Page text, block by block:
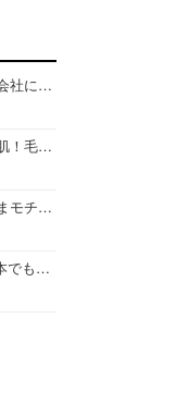
【2026最新版】出会いの春に！会社にもおすすめの好印象な香水14選♡ビジネスの場での香水マナーも
【2025最新版】目指せ毛穴レス肌！毛穴を埋めて隠す「おすすめ部分用下地＆プライマー」ランキング♡
キャシードール2025春新作｜くまモチーフのミニリップ「シャイニーベア リップモイスト」をレビュー♡
【タイコスメブランド一覧】日本でも人気沸騰中の“タイコスメ”ブランド20選！